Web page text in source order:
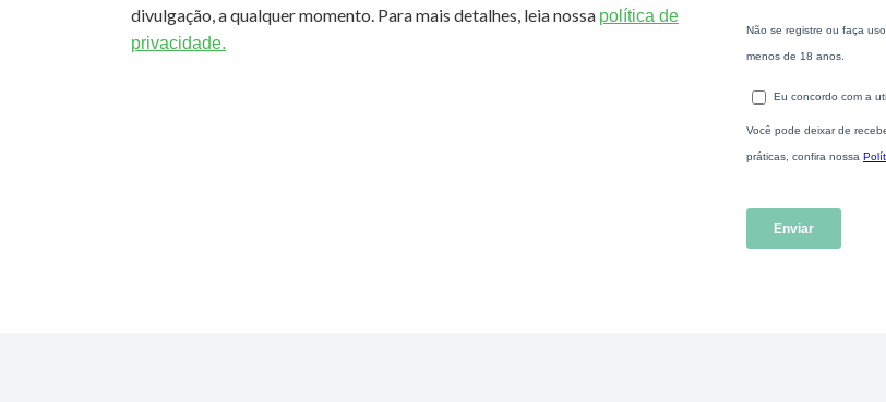
divulgação, a qualquer momento. Para mais detalhes, leia nossa política de
privacidade.